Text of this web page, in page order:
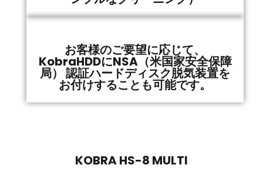
お客様のご要望に応じて、
KobraHDDにNSA（米国家安全保障
局） 認証ハードディスク脱気装置を
お付けすることも可能です。
KOBRA HS-8 MULTI